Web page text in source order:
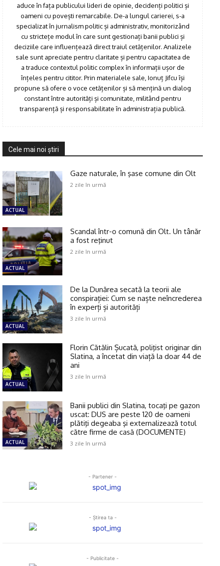
aduce în fața publicului lideri de opinie, decidenți politici și
oameni cu povești remarcabile. De-a lungul carierei, s-a
specializat în jurnalism politic și administrativ, monitorizând
cu strictețe modul în care sunt gestionați banii publici și
deciziile care influențează direct traiul cetățenilor. Analizele
sale sunt apreciate pentru claritate și pentru capacitatea de
a traduce contextul politic complex în informații ușor de
înțeles pentru cititor. Prin materialele sale, Ionuț Jifcu își
propune să ofere o voce cetățenilor și să mențină un dialog
constant între autorități și comunitate, militând pentru
transparență și responsabilitate în administrația publică.
Cele mai noi ştiri
ACTUAL
Gaze naturale, în şase comune din Olt
2 zile în urmă
ACTUAL
Scandal într-o comună din Olt. Un tânăr
a fost reţinut
2 zile în urmă
ACTUAL
De la Dunărea secată la teorii ale
conspirației: Cum se naște neîncrederea
în experți și autorități
3 zile în urmă
ACTUAL
Florin Cătălin Șucată, poliţist originar din
Slatina, a încetat din viață la doar 44 de
ani
3 zile în urmă
ACTUAL
Banii publici din Slatina, tocaţi pe gazon
uscat: DUS are peste 120 de oameni
plătiţi degeaba şi externalizează totul
către firme de casă (DOCUMENTE)
3 zile în urmă
- Partener -
- Ştirea ta -
- Publicitate -